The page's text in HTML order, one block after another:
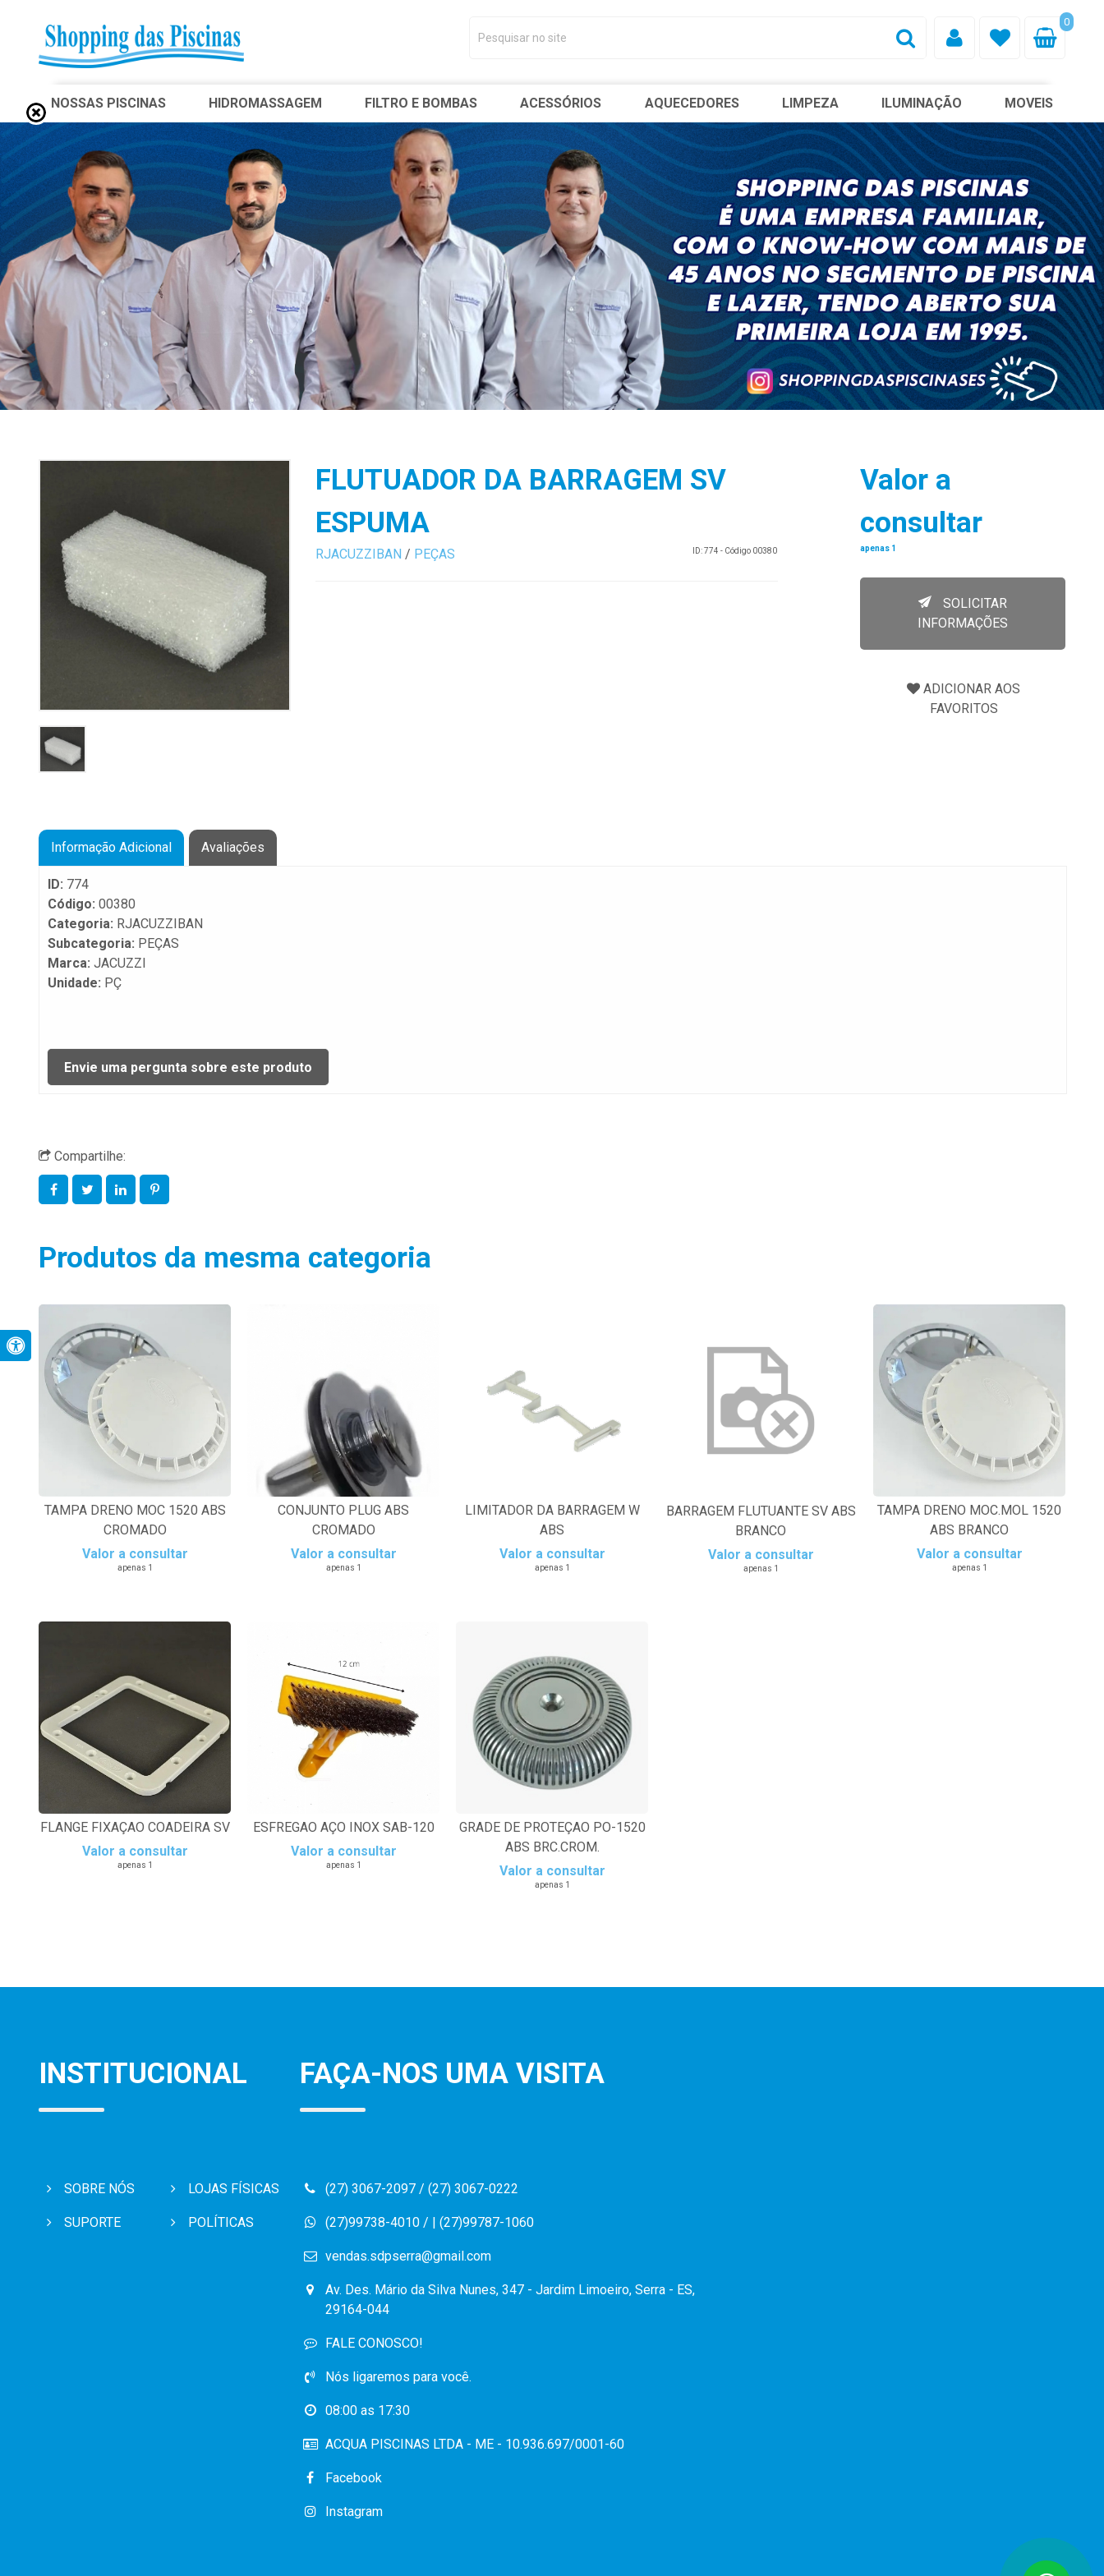
0
NOSSAS PISCINAS HIDROMASSAGEM FILTRO E BOMBAS ACESSÓRIOS AQUECEDORES LIMPEZA ILUMINAÇÃO MOVEIS
FLUTUADOR DA BARRAGEM SV
ESPUMA
RJACUZZIBAN / PEÇAS ID: 774 - Código 00380
Valor a
consultar
apenas 1
SOLICITAR
INFORMAÇÕES
Informação Adicional Avaliações
ID: 774
Código: 00380
Categoria: RJACUZZIBAN
Subcategoria: PEÇAS
Marca: JACUZZI
Unidade: PÇ
Compartilhe:
Produtos da mesma categoria
TAMPA DRENO MOC 1520 ABS
CROMADO
Valor a consultar
apenas 1
CONJUNTO PLUG ABS
CROMADO
Valor a consultar
apenas 1
LIMITADOR DA BARRAGEM W
ABS
Valor a consultar
apenas 1
BARRAGEM FLUTUANTE SV ABS
BRANCO
Valor a consultar
apenas 1
TAMPA DRENO MOC.MOL 1520
ABS BRANCO
Valor a consultar
apenas 1
FLANGE FIXAÇAO COADEIRA SV
Valor a consultar
apenas 1
ESFREGAO AÇO INOX SAB-120
Valor a consultar
apenas 1
GRADE DE PROTEÇAO PO-1520
ABS BRC.CROM.
Valor a consultar
apenas 1
INSTITUCIONAL
SOBRE NÓS LOJAS FÍSICAS
SUPORTE POLÍTICAS
FAÇA-NOS UMA VISITA
(27) 3067-2097 / (27) 3067-0222
(27)99738-4010 / | (27)99787-1060
vendas.sdpserra@gmail.com
Av. Des. Mário da Silva Nunes, 347 - Jardim Limoeiro, Serra - ES,
29164-044
FALE CONOSCO!
Nós ligaremos para você.
08:00 as 17:30
ACQUA PISCINAS LTDA - ME - 10.936.697/0001-60
Facebook
Instagram